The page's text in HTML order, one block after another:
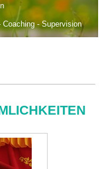
Coaching - Supervision